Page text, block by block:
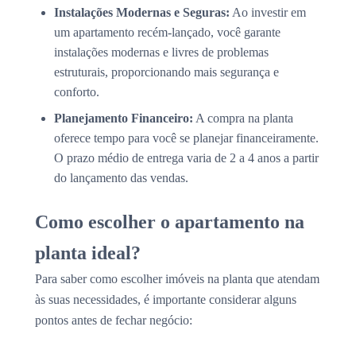
Instalações Modernas e Seguras: Ao investir em
um apartamento recém-lançado, você garante
instalações modernas e livres de problemas
estruturais, proporcionando mais segurança e
conforto.
Planejamento Financeiro: A compra na planta
oferece tempo para você se planejar financeiramente.
O prazo médio de entrega varia de 2 a 4 anos a partir
do lançamento das vendas.
Como escolher o apartamento na
planta ideal?
Para saber como escolher imóveis na planta que atendam
às suas necessidades, é importante considerar alguns
pontos antes de fechar negócio: